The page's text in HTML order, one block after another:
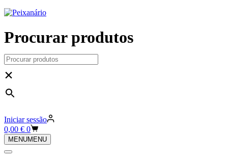
Procurar produtos
×
Iniciar sessão
Carrinho
de
compras
0,00 € 0
MENUMENU